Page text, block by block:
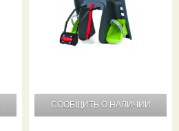
СООБЩИТЬ О НАЛИЧИИ